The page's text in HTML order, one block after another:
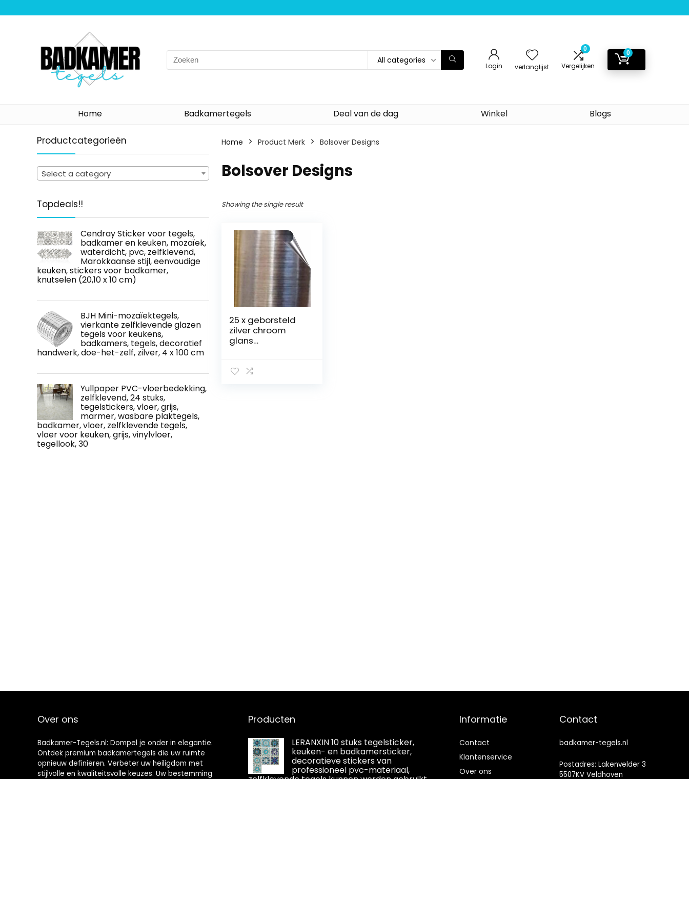
Search
for:
All categories
Login verlanglijst
0
Vergelijken
0
Home Badkamertegels Deal van de dag Winkel Blogs
Productcategorieën
Select a category
Topdeals!!
Cendray Sticker voor tegels,
badkamer en keuken, mozaïek,
waterdicht, pvc, zelfklevend,
Marokkaanse stijl, eenvoudige
keuken, stickers voor badkamer,
knutselen (20,10 x 10 cm)
BJH Mini-mozaïektegels,
vierkante zelfklevende glazen
tegels voor keukens,
badkamers, tegels, decoratief
handwerk, doe-het-zelf, zilver, 4 x 100 cm
Yullpaper PVC-vloerbedekking,
zelfklevend, 24 stuks,
tegelstickers, vloer, grijs,
marmer, wasbare plaktegels,
badkamer, vloer, zelfklevende tegels,
vloer voor keuken, grijs, vinylvloer,
tegellook, 30
Home Product Merk ‎Bolsover Designs
‎Bolsover Designs
Showing the single result
25 x geborsteld
zilver chroom
glans
/ 8 x 8 inch
Over ons
Badkamer-Tegels.nl: Dompel je onder in elegantie.
Ontdek premium badkamertegels die uw ruimte
opnieuw definiëren. Verbeter uw heiligdom met
stijlvolle en kwaliteitsvolle keuzes. Uw bestemming
Producten
LERANXIN 10 stuks tegelsticker,
keuken- en badkamersticker,
decoratieve stickers van
professioneel pvc-materiaal,
zelfklevende tegels kunnen worden gebruikt
Informatie
Contact
Klantenservice
Over ons
Contact
badkamer-tegels.nl
Postadres: Lakenvelder 3
5507KV Veldhoven